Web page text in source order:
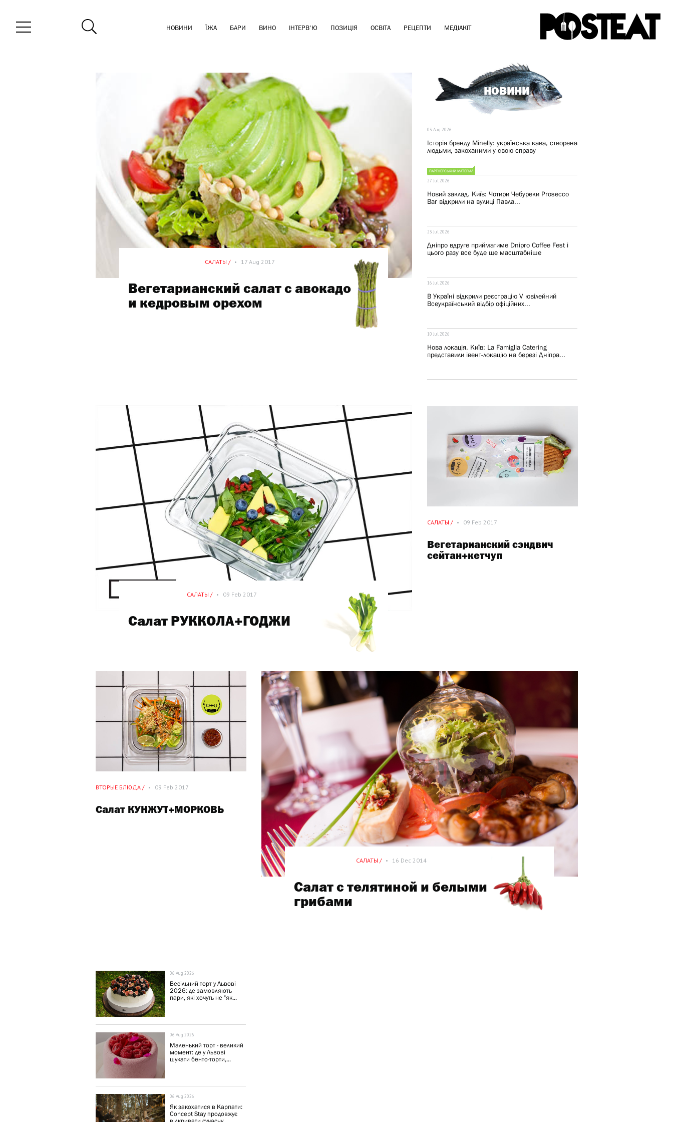
НОВИНИ ЇЖА БАРИ ВИНО ІНТЕРВ'Ю ПОЗИЦІЯ ОСВІТА РЕЦЕПТИ МЕДІАКІТ
САЛАТЫ / • 17 Aug 2017
Вегетарианский салат с авокадо
и кедровым орехом
САЛАТЫ / • 09 Feb 2017
Салат РУККОЛА+ГОДЖИ
НОВИНИ
03 Aug 2026
Історія бренду Minelly: українська кава, створена
людьми, закоханими у свою справу
ПАРТНЕРСЬКИЙ МАТЕРІАЛ
27 Jul 2026
Новий заклад. Київ: Чотири Чебуреки Prosecco
Bar відкрили на вулиці Павла...
23 Jul 2026
Дніпро вдруге прийматиме Dnipro Coffee Fest і
цього разу все буде ще масштабніше
16 Jul 2026
В Україні відкрили реєстрацію V ювілейний
Всеукраїнський відбір офіційних...
10 Jul 2026
Нова локація. Київ: La Famiglia Catering
представили івент-локацію на березі Дніпра...
САЛАТЫ / • 09 Feb 2017
Вегетарианский сэндвич
сейтан+кетчуп
ВТОРЫЕ БЛЮДА / • 09 Feb 2017
Салат КУНЖУТ+МОРКОВЬ
САЛАТЫ / • 16 Dec 2014
Салат с телятиной и белыми
грибами
06 Aug 2026
Весільний торт у Львові
2026: де замовляють
пари, які хочуть не "як...
06 Aug 2026
Маленький торт - великий
момент: де у Львові
шукати бенто-торти,...
06 Aug 2026
Як закохатися в Карпати:
Concept Stay продовжує